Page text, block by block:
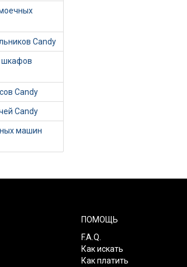
Candy
шкафов
Candy
Candy
машин
ПОМОЩЬ
F.A.Q.
Как искать
Как платить